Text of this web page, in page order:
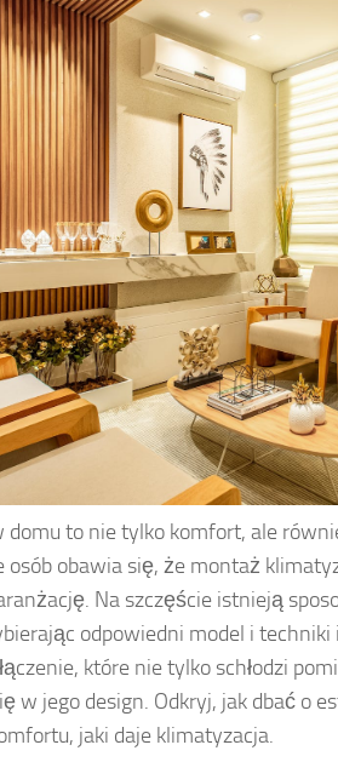
domu to nie tylko komfort, ale
osób obawia się, że montaż
Na szczęście istnieją
odpowiedni model i
które nie tylko schłodzi
w jego design. Odkryj, jak dbać o
jaki daje klimatyzacja.